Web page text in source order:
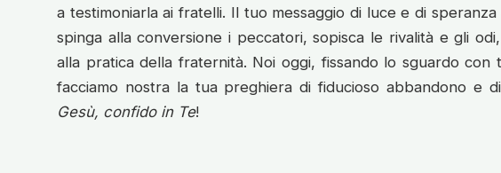
a testimoniarla ai fratelli. Il tuo messaggio di luce e di
spinga alla conversione i peccatori, sopisca le rivalità e gli
alla pratica della fraternità. Noi oggi, fissando lo sguardo
facciamo nostra la tua preghiera di fiducioso abbandono e
Gesù, confido in Te!